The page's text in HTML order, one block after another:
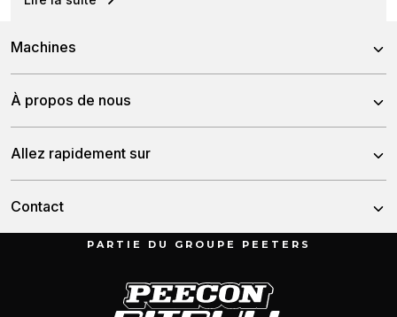
Machines
X24-26V
X24-50e
X27-45CRT
X28-45CRT
Voir toutes les machines
À propos de nous
Notre équipe
Allez rapidement sur
Contact
Munnikenheiweg 47PARTIE DU GROUPE PEETERS